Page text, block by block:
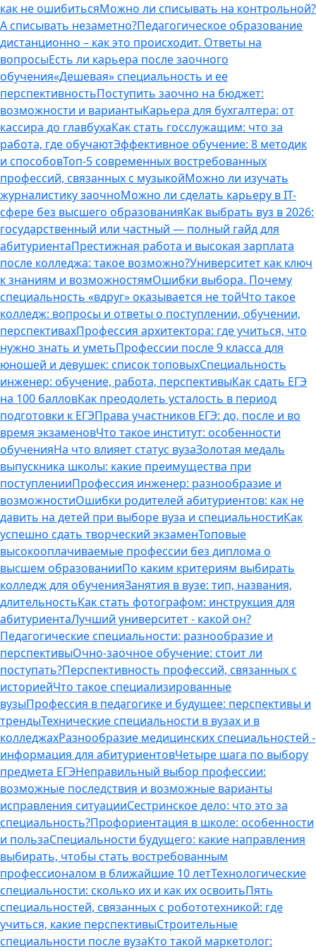
как не ошибитьсяМожно ли списывать на контрольной?
А списывать незаметно?Педагогическое образование
дистанционно – как это происходит. Ответы на
вопросыЕсть ли карьера после заочного
обучения«Дешевая» специальность и ее
перспективностьПоступить заочно на бюджет:
возможности и вариантыКарьера для бухгалтера: от
кассира до главбухаКак стать госслужащим: что за
работа, где обучаютЭффективное обучение: 8 методик
и способовТоп-5 современных востребованных
профессий, связанных с музыкойМожно ли изучать
журналистику заочноМожно ли сделать карьеру в IT-
сфере без высшего образованияКак выбрать вуз в 2026:
государственный или частный — полный гайд для
абитуриентаПрестижная работа и высокая зарплата
после колледжа: такое возможно?Университет как ключ
к знаниям и возможностямОшибки выбора. Почему
специальность «вдруг» оказывается не тойЧто такое
колледж: вопросы и ответы о поступлении, обучении,
перспективахПрофессия архитектора: где учиться, что
нужно знать и уметьПрофессии после 9 класса для
юношей и девушек: список топовыхСпециальность
инженер: обучение, работа, перспективыКак сдать ЕГЭ
на 100 балловКак преодолеть усталость в период
подготовки к ЕГЭПрава участников ЕГЭ: до, после и во
время экзаменовЧто такое институт: особенности
обученияНа что влияет статус вузаЗолотая медаль
выпускника школы: какие преимущества при
поступленииПрофессия инженер: разнообразие и
возможностиОшибки родителей абитуриентов: как не
давить на детей при выборе вуза и специальностиКак
успешно сдать творческий экзаменТоповые
высокооплачиваемые профессии без диплома о
высшем образованииПо каким критериям выбирать
колледж для обученияЗанятия в вузе: тип, названия,
длительностьКак стать фотографом: инструкция для
абитуриентаЛучший университет - какой он?
Педагогические специальности: разнообразие и
перспективыОчно-заочное обучение: стоит ли
поступать?Перспективность профессий, связанных с
историейЧто такое специализированные
вузыПрофессия в педагогике и будущее: перспективы и
трендыТехнические специальности в вузах и в
колледжахРазнообразие медицинских специальностей -
информация для абитуриентовЧетыре шага по выбору
предмета ЕГЭНеправильный выбор профессии:
возможные последствия и возможные варианты
исправления ситуацииСестринское дело: что это за
специальность?Профориентация в школе: особенности
и пользаСпециальности будущего: какие направления
выбирать, чтобы стать востребованным
профессионалом в ближайшие 10 летТехнологические
специальности: сколько их и как их освоитьПять
специальностей, связанных с робототехникой: где
учиться, какие перспективыСтроительные
специальности после вузаКто такой маркетолог: